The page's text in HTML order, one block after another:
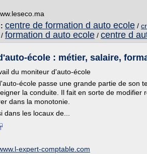
centre de formation d auto ecole /
/ formation d auto ecole / centre d
école : métier, salaire,
du moniteur d'auto-école
école passe une grande partie de son
la conduite. Il fait en sorte de modifier
dans la monotonie.
dans les locaux de...
expert-comptable.com